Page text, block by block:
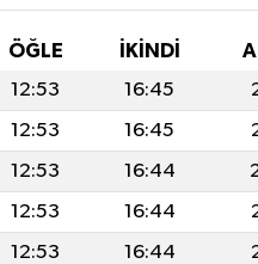
ÖĞLE İKINDI
12:53 16:45
12:53 16:45
12:53 16:44
12:53 16:44
12:53 16:44